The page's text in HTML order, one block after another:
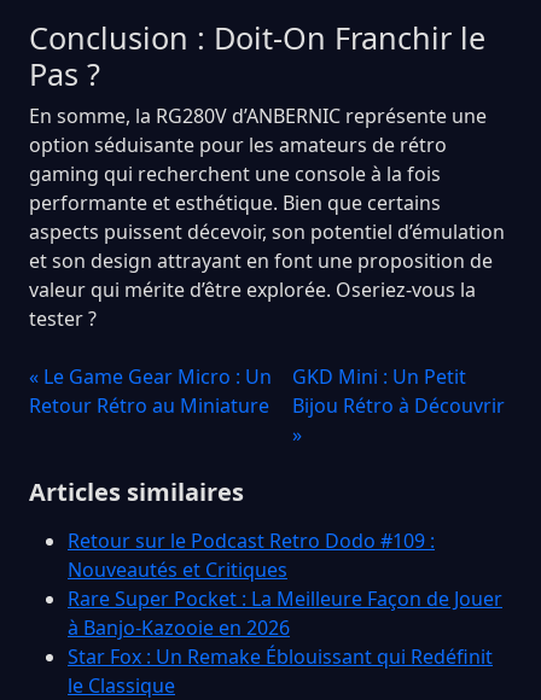
Conclusion : Doit-On Franchir le
Pas ?
En somme, la RG280V d’ANBERNIC représente une
option séduisante pour les amateurs de rétro
gaming qui recherchent une console à la fois
performante et esthétique. Bien que certains
aspects puissent décevoir, son potentiel d’émulation
et son design attrayant en font une proposition de
valeur qui mérite d’être explorée. Oseriez-vous la
tester ?
« Le Game Gear Micro : Un
Retour Rétro au Miniature
GKD Mini : Un Petit
Bijou Rétro à Découvrir
»
Articles similaires
Retour sur le Podcast Retro Dodo #109 :
Nouveautés et Critiques
Rare Super Pocket : La Meilleure Façon de Jouer
à Banjo-Kazooie en 2026
Star Fox : Un Remake Éblouissant qui Redéfinit
le Classique